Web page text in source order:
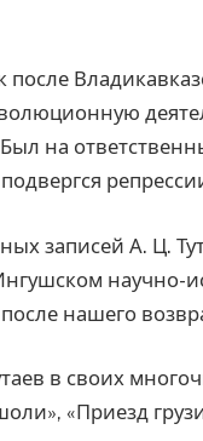
после
на
записей А. Ц.
научно-
нашего
в своих
«Приезд